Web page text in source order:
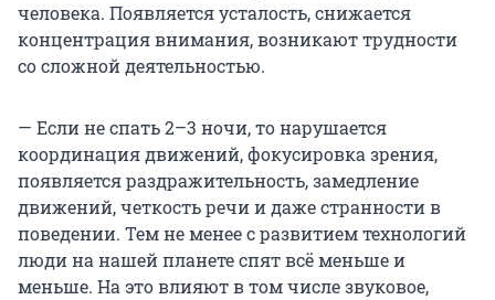
человека. Появляется усталость, снижается
концентрация внимания, возникают трудности
со сложной деятельностью.
— Если не спать 2–3 ночи, то нарушается
координация движений, фокусировка зрения,
появляется раздражительность, замедление
движений, четкость речи и даже странности в
поведении. Тем не менее с развитием технологий
люди на нашей планете спят всё меньше и
меньше. На это влияют в том числе звуковое,